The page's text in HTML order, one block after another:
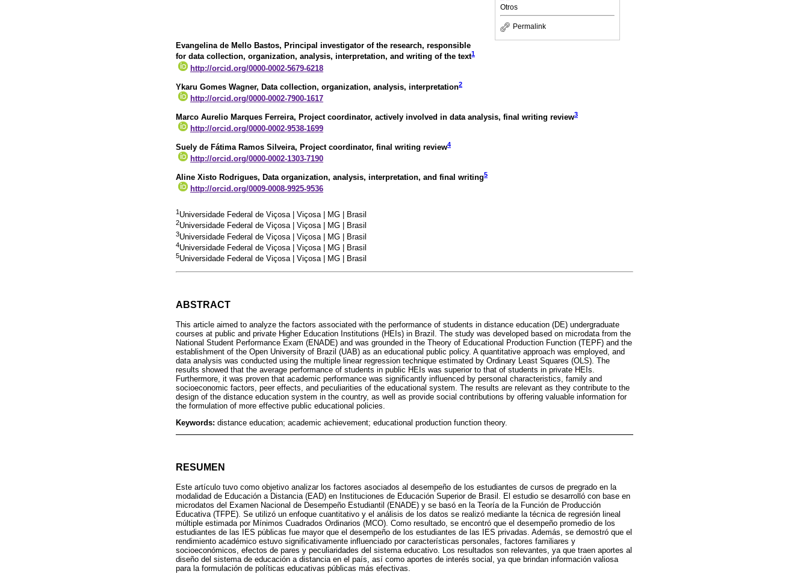
Otros
Permalink
Evangelina de Mello Bastos, Principal investigator of the research, responsible
for data collection, organization, analysis, interpretation, and writing of the text1
http://orcid.org/0000-0002-5679-6218
Ykaru Gomes Wagner, Data collection, organization, analysis, interpretation2
http://orcid.org/0000-0002-7900-1617
Marco Aurelio Marques Ferreira, Project coordinator, actively involved in data analysis, final writing review3
http://orcid.org/0000-0002-9538-1699
Suely de Fátima Ramos Silveira, Project coordinator, final writing review4
http://orcid.org/0000-0002-1303-7190
Aline Xisto Rodrigues, Data organization, analysis, interpretation, and final writing5
http://orcid.org/0009-0008-9925-9536
1 Universidade Federal de Viçosa | Viçosa | MG | Brasil
2Universidade Federal de Viçosa | Viçosa | MG | Brasil
3Universidade Federal de Viçosa | Viçosa | MG | Brasil
4Universidade Federal de Viçosa | Viçosa | MG | Brasil
5Universidade Federal de Viçosa | Viçosa | MG | Brasil
ABSTRACT
This article aimed to analyze the factors associated with the performance of students in distance education (DE) undergraduate
courses at public and private Higher Education Institutions (HEIs) in Brazil. The study was developed based on microdata from the
National Student Performance Exam (ENADE) and was grounded in the Theory of Educational Production Function (TEPF) and the
establishment of the Open University of Brazil (UAB) as an educational public policy. A quantitative approach was employed, and
data analysis was conducted using the multiple linear regression technique estimated by Ordinary Least Squares (OLS). The
results showed that the average performance of students in public HEIs was superior to that of students in private HEIs.
Furthermore, it was proven that academic performance was significantly influenced by personal characteristics, family and
socioeconomic factors, peer effects, and peculiarities of the educational system. The results are relevant as they contribute to the
design of the distance education system in the country, as well as provide social contributions by offering valuable information for
the formulation of more effective public educational policies.
Keywords: distance education; academic achievement; educational production function theory.
RESUMEN
Este artículo tuvo como objetivo analizar los factores asociados al desempeño de los estudiantes de cursos de pregrado en la
modalidad de Educación a Distancia (EAD) en Instituciones de Educación Superior de Brasil. El estudio se desarrolló con base en
microdatos del Examen Nacional de Desempeño Estudiantil (ENADE) y se basó en la Teoría de la Función de Producción
Educativa (TFPE). Se utilizó un enfoque cuantitativo y el análisis de los datos se realizó mediante la técnica de regresión lineal
múltiple estimada por Mínimos Cuadrados Ordinarios (MCO). Como resultado, se encontró que el desempeño promedio de los
estudiantes de las IES públicas fue mayor que el desempeño de los estudiantes de las IES privadas. Además, se demostró que el
rendimiento académico estuvo significativamente influenciado por características personales, factores familiares y
socioeconómicos, efectos de pares y peculiaridades del sistema educativo. Los resultados son relevantes, ya que traen aportes al
diseño del sistema de educación a distancia en el país, así como aportes de interés social, ya que brindan información valiosa
para la formulación de políticas educativas públicas más efectivas.